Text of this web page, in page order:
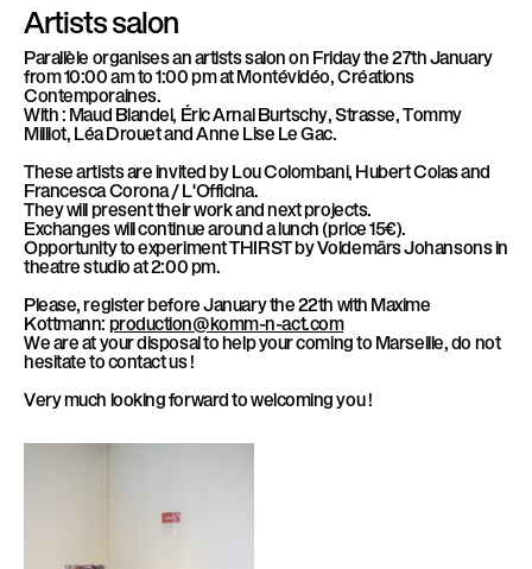
m
e
P
a
r
a
l
l
è
l
e
Artists salon
Parallèle organises an artists salon on Friday the 27th January
from 10:00 am to 1:00 pm at Montévidéo, Créations
Contemporaines.
With : Maud Blandel, Éric Arnal Burtschy, Strasse, Tommy
Milliot, Léa Drouet and Anne Lise Le Gac.
These artists are invited by Lou Colombani, Hubert Colas and
Francesca Corona / L'Officina.
They will present their work and next projects.
Exchanges will continue around a lunch (price 15€).
Opportunity to experiment THIRST by Voldemārs Johansons in
theatre studio at 2:00 pm.
Please, register before January the 22th with Maxime
Kottmann: production@komm-n-act.com
We are at your disposal to help your coming to Marseille, do not
hesitate to contact us !
Very much looking forward to welcoming you !